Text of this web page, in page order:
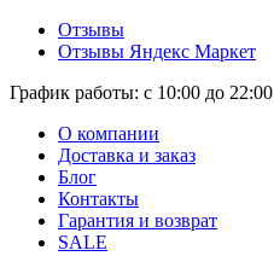
Отзывы
Отзывы Яндекс Маркет
График работы: с 10:00 до 22:00
О компании
Доставка и заказ
Блог
Контакты
Гарантия и возврат
SALE